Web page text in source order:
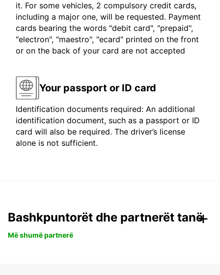
it. For some vehicles, 2 compulsory credit cards,
including a major one, will be requested. Payment
cards bearing the words "debit card", "prepaid",
"electron", "maestro", "ecard" printed on the front
or on the back of your card are not accepted
Your passport or ID card
Identification documents required: An additional
identification document, such as a passport or ID
card will also be required. The driver’s license
alone is not sufficient.
Bashkpuntorët dhe partnerët tanë
Më shumë partnerë